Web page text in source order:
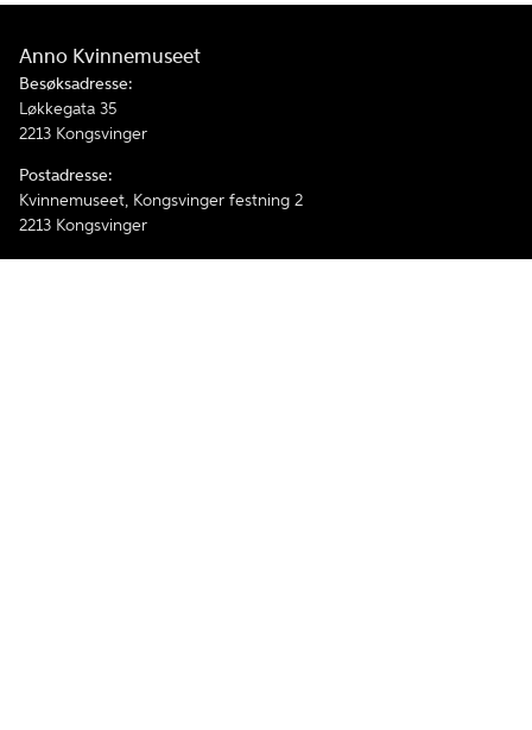
Anno Kvinnemuseet
Besøksadresse:
Løkkegata 35
2213 Kongsvinger
Postadresse:
Kvinnemuseet, Kongsvinger festning 2
2213 Kongsvinger